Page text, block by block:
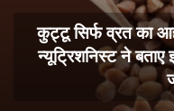
कुट्टू सिर्फ व्रत का
न्यूट्रिशनिस्ट ने